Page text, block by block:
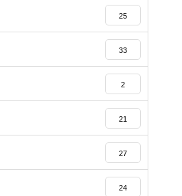
25
33
2
21
27
24